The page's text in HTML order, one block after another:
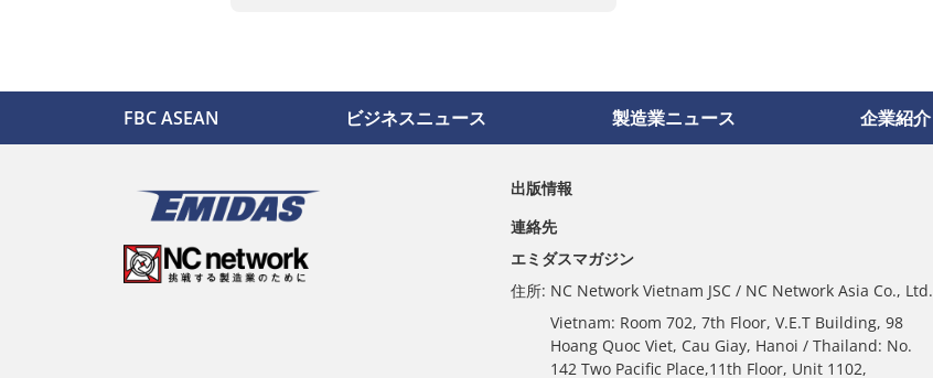
FBC ASEAN ビジネスニュース 製造業ニュース 企業紹介
出版情報
連絡先
エミダスマガジン
住所: NC Network Vietnam JSC / NC Network Asia Co., Ltd.
Vietnam: Room 702, 7th Floor, V.E.T Building, 98
Hoang Quoc Viet, Cau Giay, Hanoi / Thailand: No.
142 Two Pacific Place,11th Floor, Unit 1102,